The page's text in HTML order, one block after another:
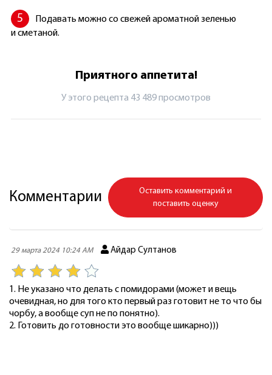
Подавать можно со свежей ароматной зеленью
и сметаной.
Приятного аппетита!
У этого рецепта 43 489 просмотров
Комментарии
Оставить комментарий и
поставить оценку
29 марта 2024 10:24 AM Айдар Султанов
1. Не указано что делать с помидорами (может и вещь
очевидная, но для того кто первый раз готовит не то что бы
чорбу, а вообще суп не по понятно).
2. Готовить до готовности это вообще шикарно)))